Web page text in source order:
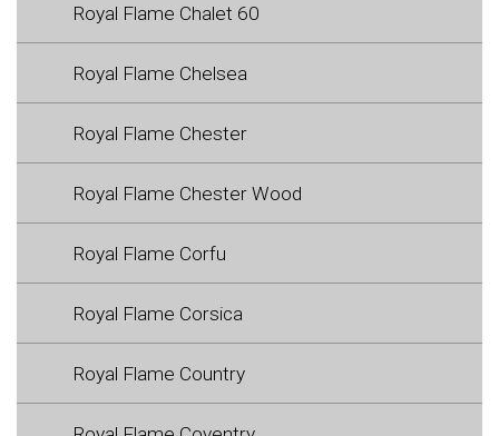
Royal Flame Chalet 60
Royal Flame Chelsea
Royal Flame Chester
Royal Flame Chester Wood
Royal Flame Corfu
Royal Flame Corsica
Royal Flame Country